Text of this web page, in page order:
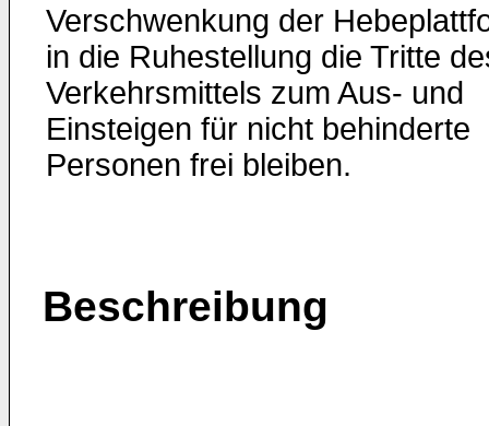
Verschwenkung der
in die Ruhestellung die Tritte
Verkehrsmittels zum Aus- und
Einsteigen für nicht behinderte
Personen frei bleiben.
Beschreibung